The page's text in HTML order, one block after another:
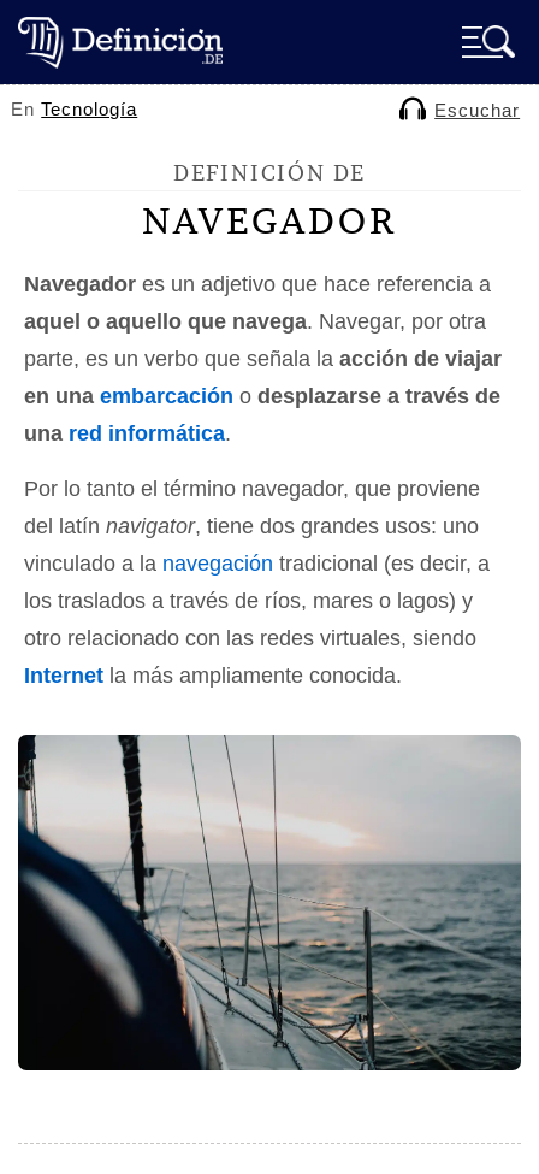
EnTecnología Escuchar
DEFINICIÓN DE
NAVEGADOR
Navegador es un adjetivo que hace referencia a
aquel o aquello que navega. Navegar, por otra
parte, es un verbo que señala la acción de viajar
en una embarcación o desplazarse a través de
una red informática.
Por lo tanto el término navegador, que proviene
del latín navigator, tiene dos grandes usos: uno
vinculado a la navegación tradicional (es decir, a
los traslados a través de ríos, mares o lagos) y
otro relacionado con las redes virtuales, siendo
Internet la más ampliamente conocida.